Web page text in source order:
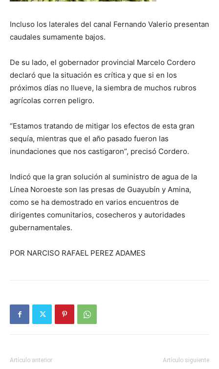
Incluso los laterales del canal Fernando Valerio presentan
caudales sumamente bajos.
De su lado, el gobernador provincial Marcelo Cordero
declaró que la situación es crítica y que si en los
próximos días no llueve, la siembra de muchos rubros
agrícolas corren peligro.
“Estamos tratando de mitigar los efectos de esta gran
sequía, mientras que el año pasado fueron las
inundaciones que nos castigaron”, precisó Cordero.
Indicó que la gran solución al suministro de agua de la
Línea Noroeste son las presas de Guayubín y Amina,
como se ha demostrado en varios encuentros de
dirigentes comunitarios, cosecheros y autoridades
gubernamentales.
POR NARCISO RAFAEL PEREZ ADAMES
Artículo anterior Artículo siguiente